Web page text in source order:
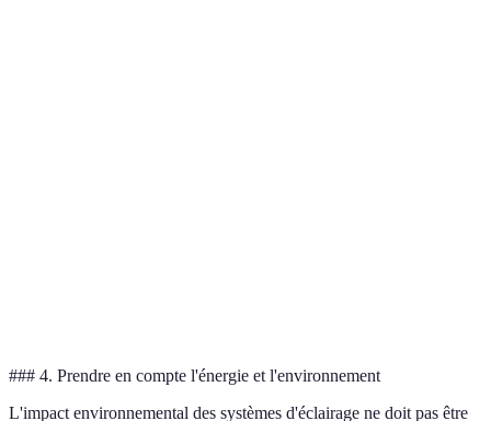
### 4. Prendre en compte l'énergie et l'environnement
L'impact environnemental des systèmes d'éclairage ne doit pas être